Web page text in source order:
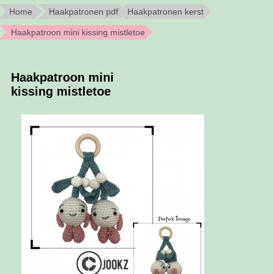
Home Haakpatronen pdf Haakpatronen kerst
Haakpatroon mini kissing mistletoe
Haakpatroon mini
kissing mistletoe